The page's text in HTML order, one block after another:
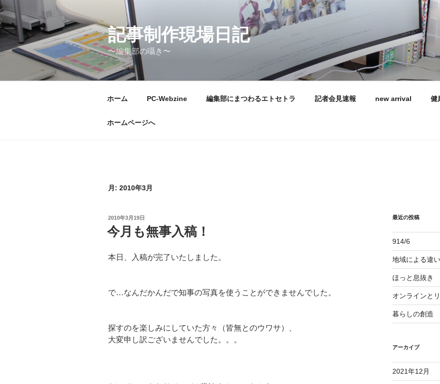
コ
ン
テ
ン
ツ
記事制作現場日記
〜編集部の囁き〜
ホーム PC-Webzine 編集部にまつわるエトセトラ 記者会見速報 new arrival 健
ホームページへ
月: 2010年3月
投
稿
日:
2010年3月19日
今月も無事入稿！
本日、入稿が完了いたしました。
で…なんだかんだで知事の写真を使うことができませんでした。
探すのを楽しみにしていた方々（皆無とのウワサ）、
大変申し訳ございませんでした。。。
最近の投稿
914/6
地域による違い
ほっと息抜き
オンラインと
暮らしの創造
アーカイブ
2021年12月